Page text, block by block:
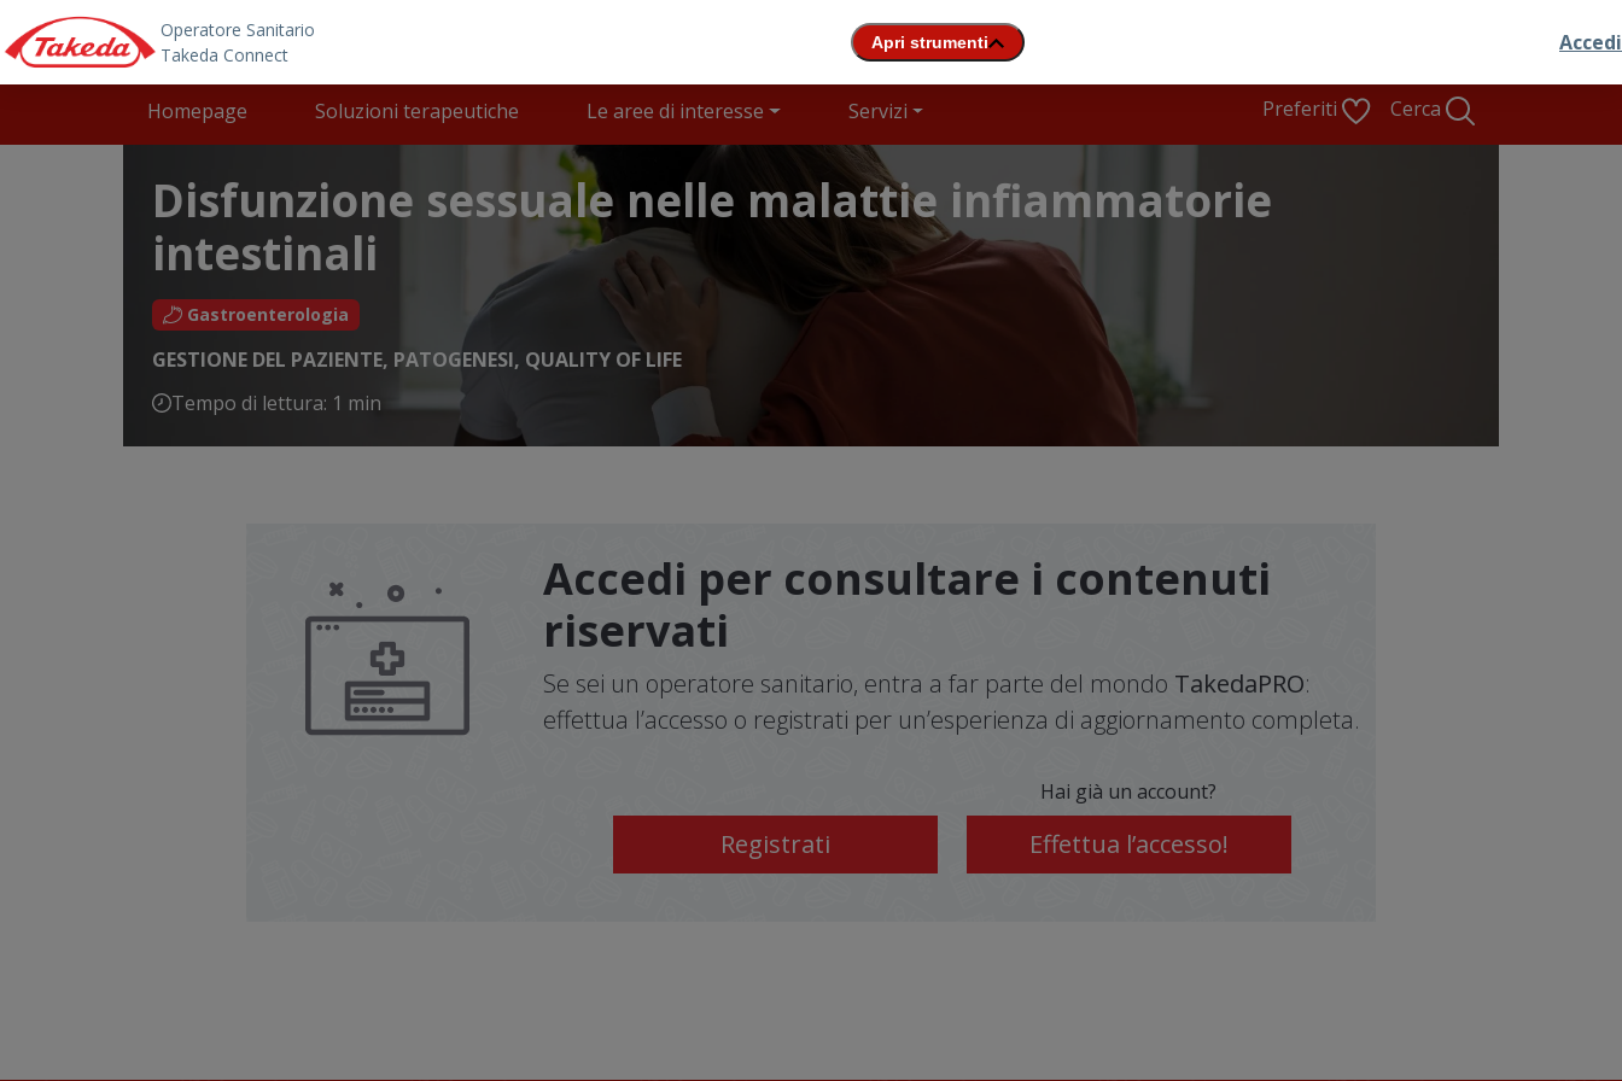
Skip to main content
Main navigation
Homepage Soluzioni terapeutiche Le aree di interesse Servizi Preferiti Cerca
Disfunzione sessuale nelle malattie infiammatorie
intestinali
Gastroenterologia
GESTIONE DEL PAZIENTE, PATOGENESI, QUALITY OF LIFE
Tempo di lettura: 1 min
Accedi per consultare i contenuti
riservati
Se sei un operatore sanitario, entra a far parte del mondo TakedaPRO:
effettua l’accesso o registrati per un’esperienza di aggiornamento completa.
Registrati
Hai già un account?